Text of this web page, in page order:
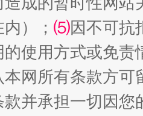
名
）； ⑸因不可抗
使用方式或免责
网所有条款方
并承担一切因